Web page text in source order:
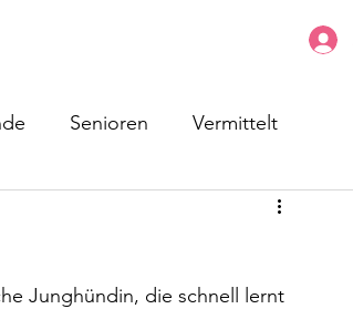
Senioren Vermittelt
Junghündin, die schnell lernt